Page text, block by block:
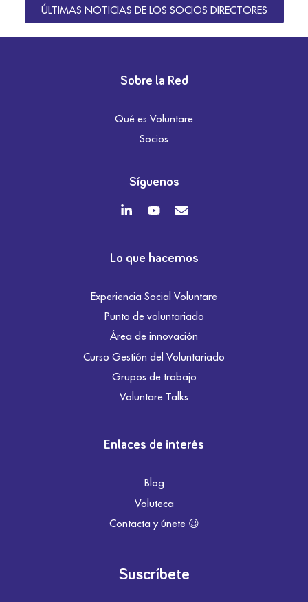
ÚLTIMAS NOTICIAS DE LOS SOCIOS DIRECTORES
Sobre la Red
Qué es Voluntare
Socios
Síguenos
Lo que hacemos
Experiencia Social Voluntare
Punto de voluntariado
Área de innovación
Curso Gestión del Voluntariado
Grupos de trabajo
Voluntare Talks
Enlaces de interés
Blog
Voluteca
Contacta y únete 😉
Suscríbete